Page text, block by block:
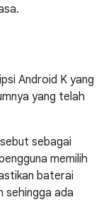
Android K yang
yang telah
sebagai
memilih
baterai
sehingga ada